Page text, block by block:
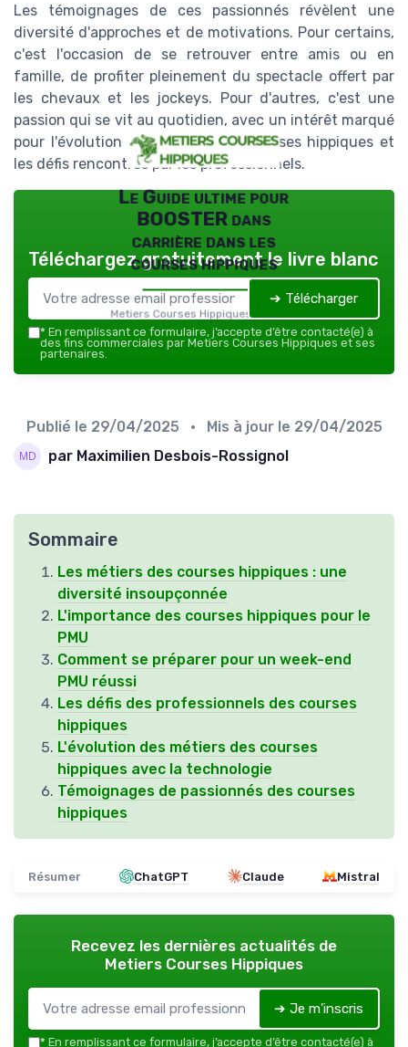
Les témoignages de ces passionnés révèlent une
diversité d'approches et de motivations. Pour certains,
c'est l'occasion de se retrouver entre amis ou en
famille, de profiter pleinement du spectacle offert par
les chevaux et les jockeys. Pour d'autres, c'est une
passion qui se vit au quotidien, avec un intérêt marqué
pour l'évolution des métiers des courses hippiques et
les défis rencontrés par les professionnels.
Le Guide ultime pour
BOOSTER dans
carrière dans les
courses hippiques
Metiers Courses Hippiques — 2026
Téléchargez gratuitement le livre blanc
➔ Télécharger
* En remplissant ce formulaire, j’accepte d’être contacté(e) à
des fins commerciales par Metiers Courses Hippiques et ses
partenaires.
Publié le 29/04/2025 • Mis à jour le 29/04/2025
par Maximilien Desbois-Rossignol
Sommaire
Les métiers des courses hippiques : une
diversité insoupçonnée
L'importance des courses hippiques pour le
PMU
Comment se préparer pour un week-end
PMU réussi
Les défis des professionnels des courses
hippiques
L'évolution des métiers des courses
hippiques avec la technologie
Témoignages de passionnés des courses
hippiques
Résumer ChatGPT Claude Mistral
Recevez les dernières actualités de
Metiers Courses Hippiques
➔ Je m'inscris
* En remplissant ce formulaire, j’accepte d’être contacté(e) à